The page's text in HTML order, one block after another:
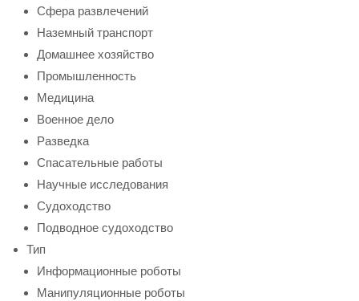
Сфера развлечений
Наземный транспорт
Домашнее хозяйство
Промышленность
Медицина
Военное дело
Разведка
Спасательные работы
Научные исследования
Судоходство
Подводное судоходство
Тип
Информационные роботы
Манипуляционные роботы